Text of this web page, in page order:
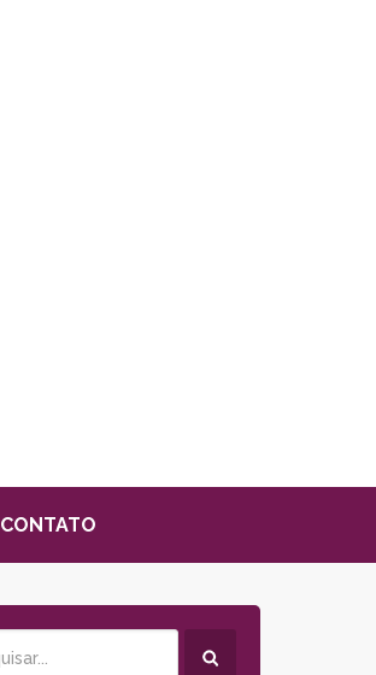
CONTATO